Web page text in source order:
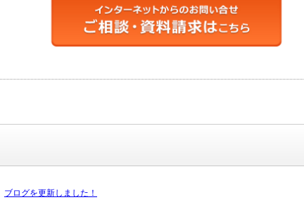
ブログを更新しました！